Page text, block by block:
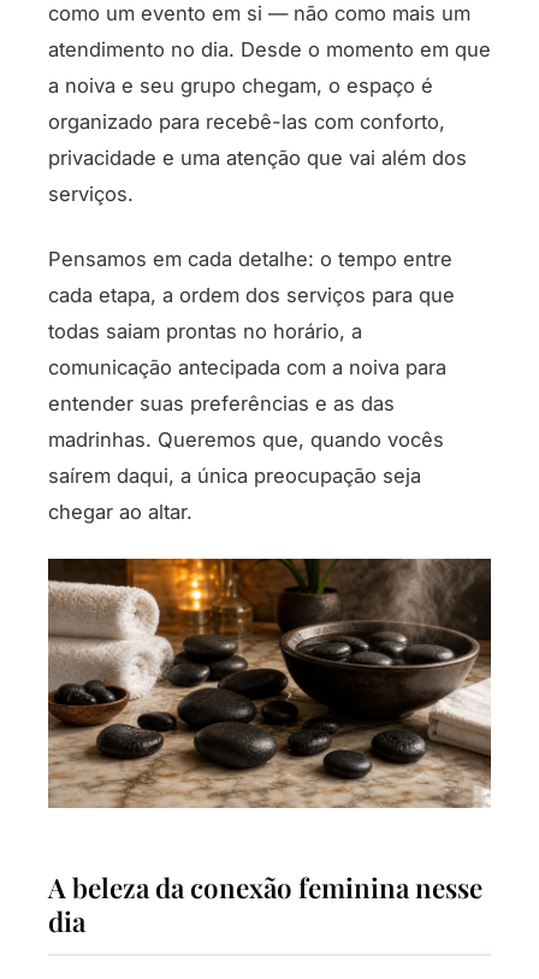
como um evento em si — não como mais um
atendimento no dia. Desde o momento em que
a noiva e seu grupo chegam, o espaço é
organizado para recebê-las com conforto,
privacidade e uma atenção que vai além dos
serviços.
Pensamos em cada detalhe: o tempo entre
cada etapa, a ordem dos serviços para que
todas saiam prontas no horário, a
comunicação antecipada com a noiva para
entender suas preferências e as das
madrinhas. Queremos que, quando vocês
saírem daqui, a única preocupação seja
chegar ao altar.
A beleza da conexão feminina nesse
dia